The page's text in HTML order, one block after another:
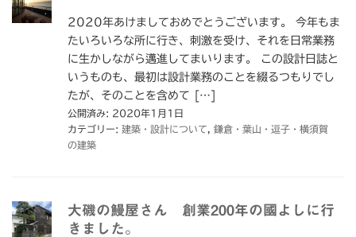
2020年あけましておめでとうございます。 今年もま
たいろいろな所に行き、刺激を受け、それを日常業務
に生かしながら邁進してまいります。 この設計日誌と
いうものも、最初は設計業務のことを綴るつもりでし
たが、そのことを含めて […]
公開済み: 2020年1月1日
カテゴリー: 建築・設計について
鎌倉・葉山・逗子・横須賀
の建築
大磯の鰻屋さん 創業200年の國よしに行
きました。